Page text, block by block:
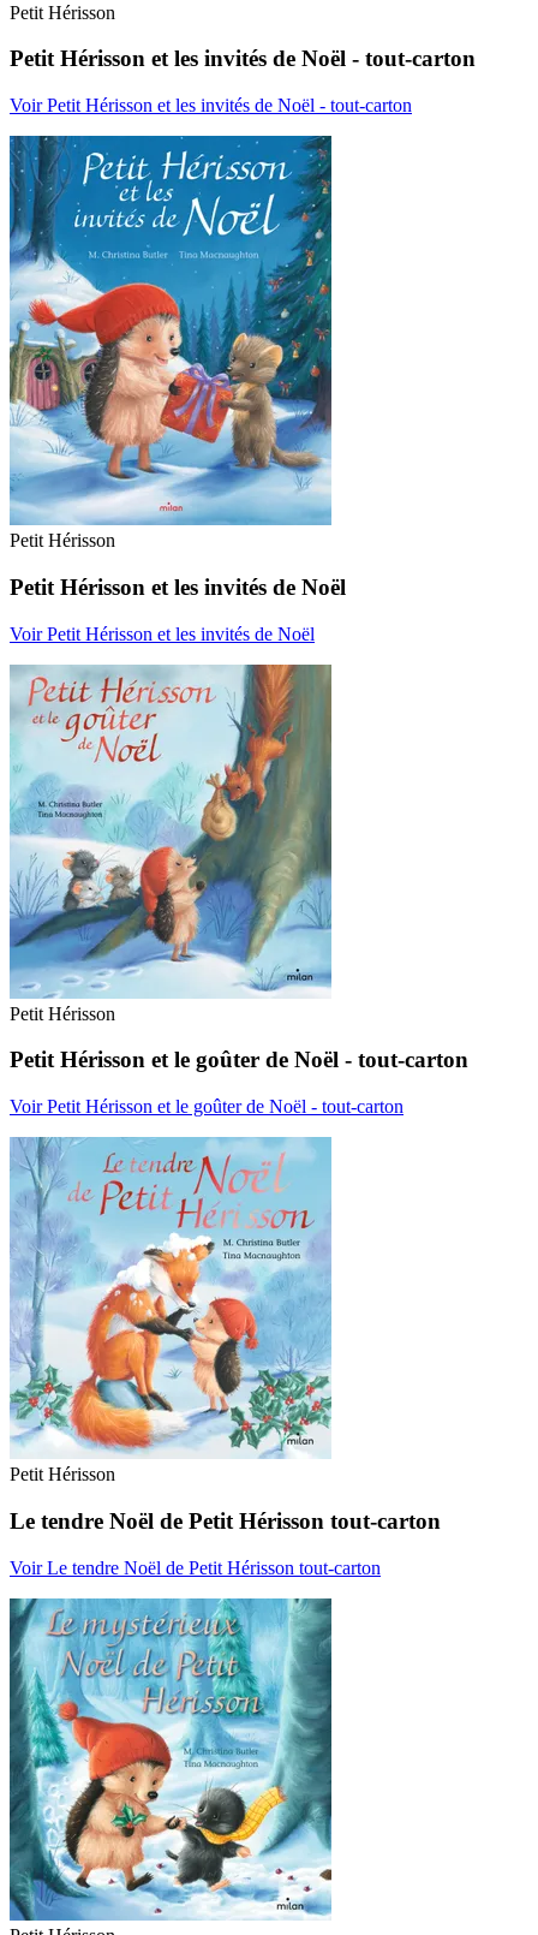
Petit Hérisson
Petit Hérisson et les invités de Noël - tout-carton
Voir Petit Hérisson et les invités de Noël - tout-carton
Petit Hérisson
Petit Hérisson et les invités de Noël
Voir Petit Hérisson et les invités de Noël
Petit Hérisson
Petit Hérisson et le goûter de Noël - tout-carton
Voir Petit Hérisson et le goûter de Noël - tout-carton
Petit Hérisson
Le tendre Noël de Petit Hérisson tout-carton
Voir Le tendre Noël de Petit Hérisson tout-carton